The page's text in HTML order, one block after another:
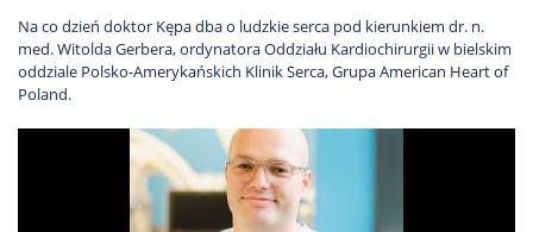
Na co dzień doktor Kępa dba o ludzkie serca pod kierunkiem dr. n.
med. Witolda Gerbera, ordynatora Oddziału Kardiochirurgii w bielskim
oddziale Polsko-Amerykańskich Klinik Serca, Grupa American Heart of
Poland.